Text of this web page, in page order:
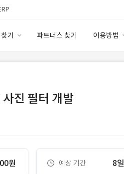
기 파트너스 찾기 이용방법
진 필터 개발
원 예상 기간 8일